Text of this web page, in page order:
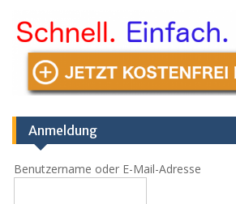
Anmeldung
Benutzername oder E-Mail-Adresse